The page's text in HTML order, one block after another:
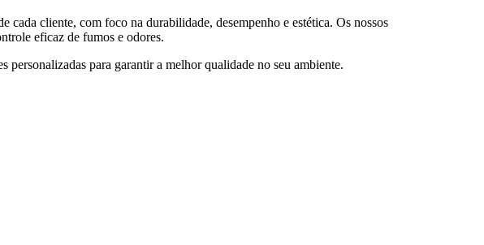
cada cliente, com foco na durabilidade, desempenho e estética. Os nossos
eficaz de fumos e odores.
personalizadas para garantir a melhor qualidade no seu ambiente.